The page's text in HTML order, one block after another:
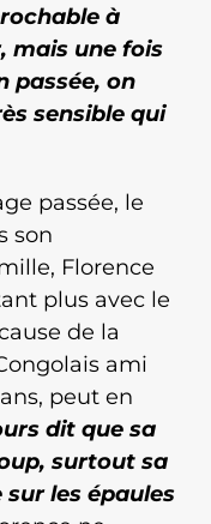
à
mais une fois
passée, on
sensible qui
passée, le
son
Florence
plus avec le
de la
ami
peut en
dit que sa
surtout sa
les épaules